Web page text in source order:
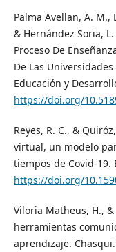
Palma Avellan, A. M.,
& Hernández Soria,
Proceso De
De Las
Educación y
https://doi.org/
Reyes, R. C., &
virtual, un modelo
tiempos de Covid-19.
https://doi.org/
Viloria Matheus, H., &
herramientas
aprendizaje.